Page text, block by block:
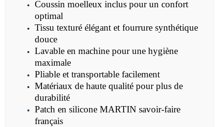
Coussin moelleux inclus pour un confort
optimal
Tissu texturé élégant et fourrure synthétique
douce
Lavable en machine pour une hygiène
maximale
Pliable et transportable facilement
Matériaux de haute qualité pour plus de
durabilité
Patch en silicone MARTIN savoir-faire
français